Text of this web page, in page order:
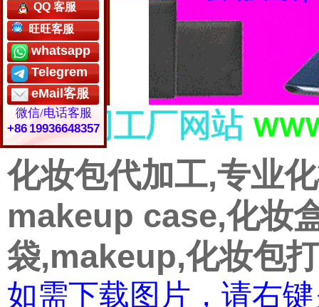
化妆包代加工,专业
makeup case,化妆
袋,makeup,化妆包
如需下载图片，请右
QQ 客服
旺旺客服
whatsapp
Telegrem
eMail客服
微信/电话客服
+86 19936648357